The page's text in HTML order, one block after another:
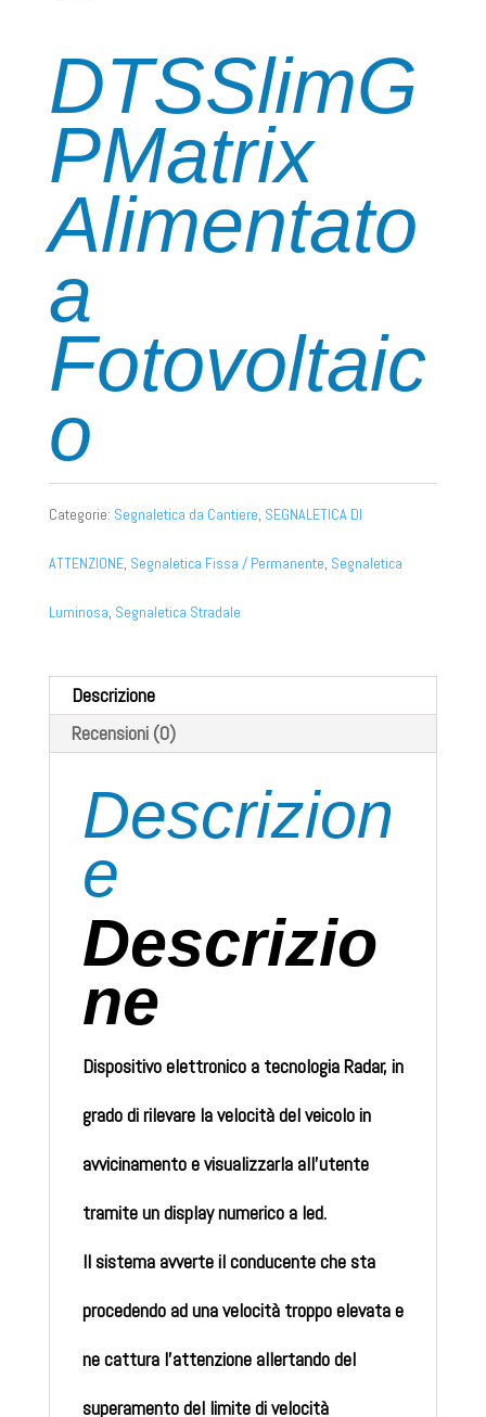
DTSSlimG
PMatrix
Alimentato
a
Fotovoltaic
o
Categorie: Segnaletica da Cantiere, SEGNALETICA DI
ATTENZIONE, Segnaletica Fissa / Permanente, Segnaletica
Luminosa, Segnaletica Stradale
Descrizione
Recensioni (0)
Descrizion
e
Descrizio
ne
Dispositivo elettronico a tecnologia Radar, in
grado di rilevare la velocità del veicolo in
avvicinamento e visualizzarla all’utente
tramite un display numerico a led.
Il sistema avverte il conducente che sta
procedendo ad una velocità troppo elevata e
ne cattura l’attenzione allertando del
superamento del limite di velocità